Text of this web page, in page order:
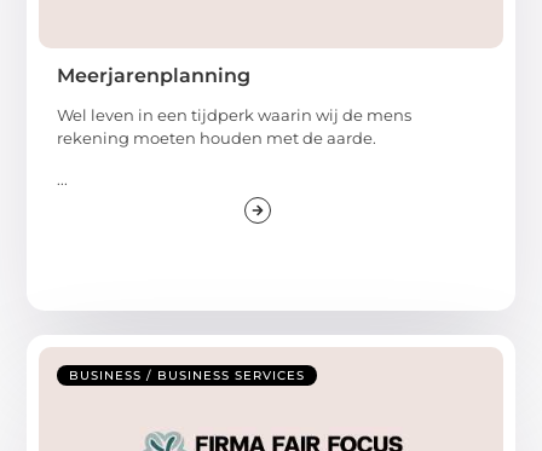
Meerjarenplanning
Wel leven in een tijdperk waarin wij de mens
rekening moeten houden met de aarde.
...
BUSINESS / BUSINESS SERVICES